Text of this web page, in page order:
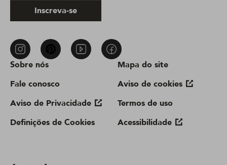
Sobre nós
Fale conosco
Aviso de Privacidade
Definições de Cookies
Mapa do site
Aviso de cookies
Termos de uso
Acessibilidade
Inscreva-se